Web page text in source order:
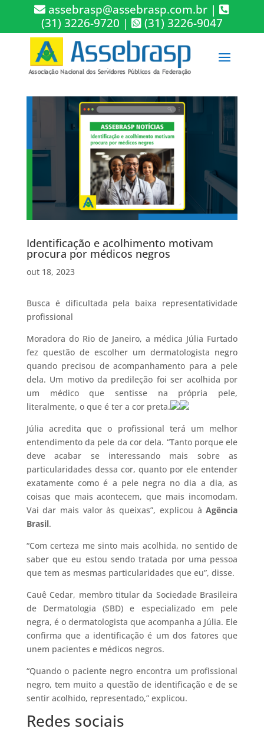
assebrasp@assebrasp.com.br |
(31) 3226-9720 | (31) 3226-9047
Identificação e acolhimento motivam
procura por médicos negros
out 18, 2023
Busca é dificultada pela baixa representatividade
profissional
Moradora do Rio de Janeiro, a médica Júlia Furtado
fez questão de escolher um dermatologista negro
quando precisou de acompanhamento para a pele
dela. Um motivo da predileção foi ser acolhida por
um médico que sentisse na própria pele,
literalmente, o que é ter a cor preta.
Júlia acredita que o profissional terá um melhor
entendimento da pele da cor dela. “Tanto porque ele
deve acabar se interessando mais sobre as
particularidades dessa cor, quanto por ele entender
exatamente como é a pele negra no dia a dia, as
coisas que mais acontecem, que mais incomodam.
Vai dar mais valor às queixas”, explicou àAgência
Brasil.
“Com certeza me sinto mais acolhida, no sentido de
saber que eu estou sendo tratada por uma pessoa
que tem as mesmas particularidades que eu”, disse.
Cauê Cedar, membro titular da Sociedade Brasileira
de Dermatologia (SBD) e especializado em pele
negra, é o dermatologista que acompanha a Júlia. Ele
confirma que a identificação é um dos fatores que
unem pacientes e médicos negros.
“Quando o paciente negro encontra um profissional
negro, tem muito a questão de identificação e de se
sentir acolhido, representado,” explicou.
Redes sociais